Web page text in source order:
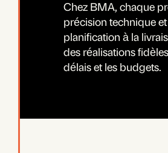
Chez BMA, chaque
précision technique
planification à la
des réalisations
délais et les budgets.